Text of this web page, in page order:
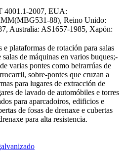
4001.1-2007, EUA:
88), Reino Unido:
Australia: AS1657-1985, Xapón:
e plataformas de rotación para salas
salas de máquinas en varios buques;-
varias pontes como beirarrúas de
sobre-pontes que cruzan a
para lugares de extracción de
de lavado de automóbiles e torres
para aparcadoiros, edificios e
de fosas de drenaxe e cubertas
para alta resistencia.